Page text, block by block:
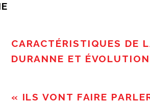
CARACTÉRISTIQUES DE
DURANNE ET ÉVOLUTION
« ILS VONT FAIRE